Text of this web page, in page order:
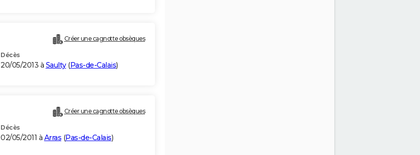
Créer une cagnotte obsèques
Décès
20/05/2013 à Saulty(Pas-de-Calais)
Créer une cagnotte obsèques
Décès
02/05/2011 à Arras (Pas-de-Calais)